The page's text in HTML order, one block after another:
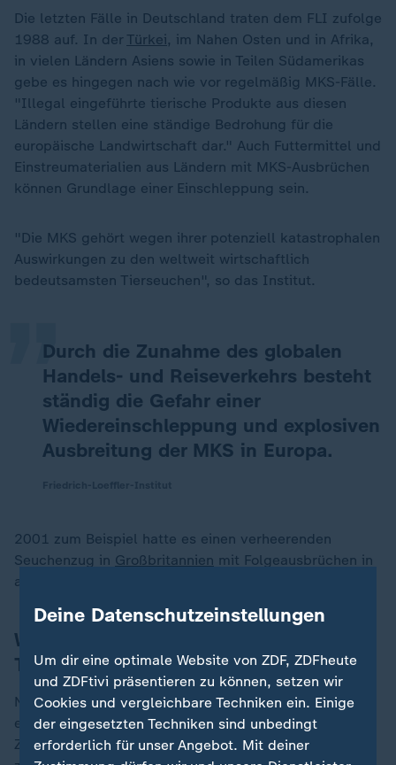
Die letzten Fälle in Deutschland traten dem FLI zufolge
1988 auf. In der Türkei, im Nahen Osten und in Afrika,
in vielen Ländern Asiens sowie in Teilen Südamerikas
gebe es hingegen nach wie vor regelmäßig MKS-Fälle.
"Illegal eingeführte tierische Produkte aus diesen
Ländern stellen eine ständige Bedrohung für die
europäische Landwirtschaft dar." Auch Futtermittel und
Einstreumaterialien aus Ländern mit MKS-Ausbrüchen
können Grundlage einer Einschleppung sein.
"Die MKS gehört wegen ihrer potenziell katastrophalen
Auswirkungen zu den weltweit wirtschaftlich
bedeutsamsten Tierseuchen", so das Institut.
Durch die Zunahme des globalen
Handels- und Reiseverkehrs besteht
ständig die Gefahr einer
Wiedereinschleppung und explosiven
Ausbreitung der MKS in Europa.
„
2001 zum Beispiel hatte es einen verheerenden
Seuchenzug in Großbritannien mit Folgeausbrüchen in
anderen europäischen Ländern gegeben.
Welche Symptome haben erkrankte
Tiere?
Neben hohem Fieber, Appetitlosigkeit und Apathie
entwickeln sich typische Blasen am Maul und auf der
Zunge sowie an den Klauen und den Zitzen. Viele Tiere
Deine Datenschutzeinstellungen
Um dir eine optimale Website von ZDF, ZDFheute
und ZDFtivi präsentieren zu können, setzen wir
Cookies und vergleichbare Techniken ein. Einige
der eingesetzten Techniken sind unbedingt
erforderlich für unser Angebot. Mit deiner